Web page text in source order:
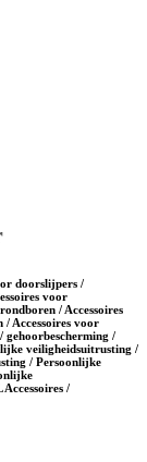
doorslijpers /
voor
/ Accessoires
/ Accessoires voor
gehoorbescherming /
veiligheidsuitrusting /
/ Persoonlijke
/